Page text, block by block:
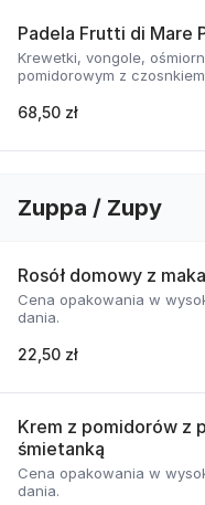
Padela Frutti di Mare
Krewetki, vongole,
pomidorowym z
68,50 zł
Zuppa / Zupy
Rosół domowy z
Cena opakowania w
dania.
22,50 zł
Krem z pomidorów z
śmietanką
Cena opakowania w
dania.